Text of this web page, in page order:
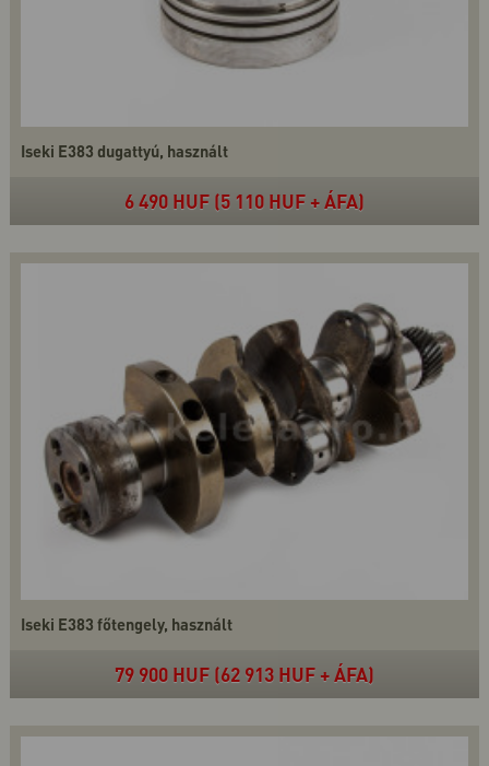
Iseki E383 dugattyú, használt
6 490 HUF (5 110 HUF + ÁFA)
Iseki E383 főtengely, használt
79 900 HUF (62 913 HUF + ÁFA)